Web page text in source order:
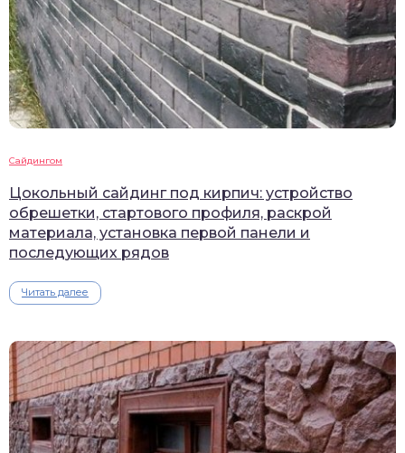
Сайдингом
Цокольный сайдинг под кирпич: устройство
обрешетки, стартового профиля, раскрой
материала, установка первой панели и
последующих рядов
Читать далее